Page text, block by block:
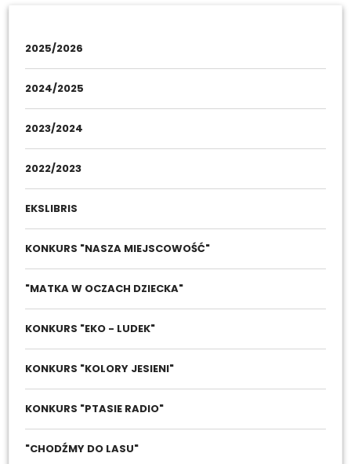
2025/2026
2024/2025
2023/2024
2022/2023
EKSLIBRIS
KONKURS "NASZA MIEJSCOWOŚĆ"
"MATKA W OCZACH DZIECKA"
KONKURS "EKO - LUDEK"
KONKURS "KOLORY JESIENI"
KONKURS "PTASIE RADIO"
"CHODŹMY DO LASU"